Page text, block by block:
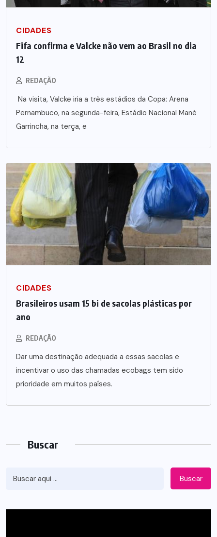
CIDADES
Fifa confirma e Valcke não vem ao Brasil no dia
12
REDAÇÃO
Na visita, Valcke iria a três estádios da Copa: Arena
Pernambuco, na segunda-feira, Estádio Nacional Mané
Garrincha, na terça, e
CIDADES
Brasileiros usam 15 bi de sacolas plásticas por
ano
REDAÇÃO
Dar uma destinação adequada a essas sacolas e
incentivar o uso das chamadas ecobags tem sido
prioridade em muitos países.
Buscar
Buscar